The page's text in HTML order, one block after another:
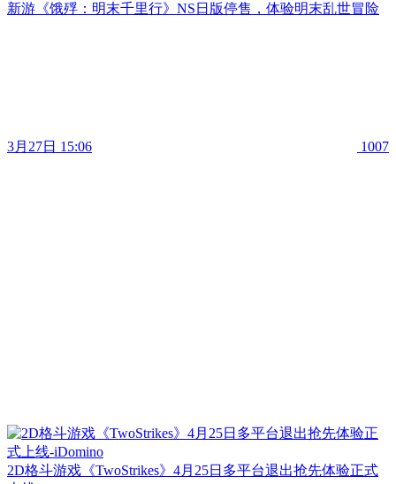
新游《饿殍：明末千里行》NS日版停售，体验明末乱世冒险
3月27日 15:06 1007
2D格斗游戏《TwoStrikes》4月25日多平台退出抢先体验正式